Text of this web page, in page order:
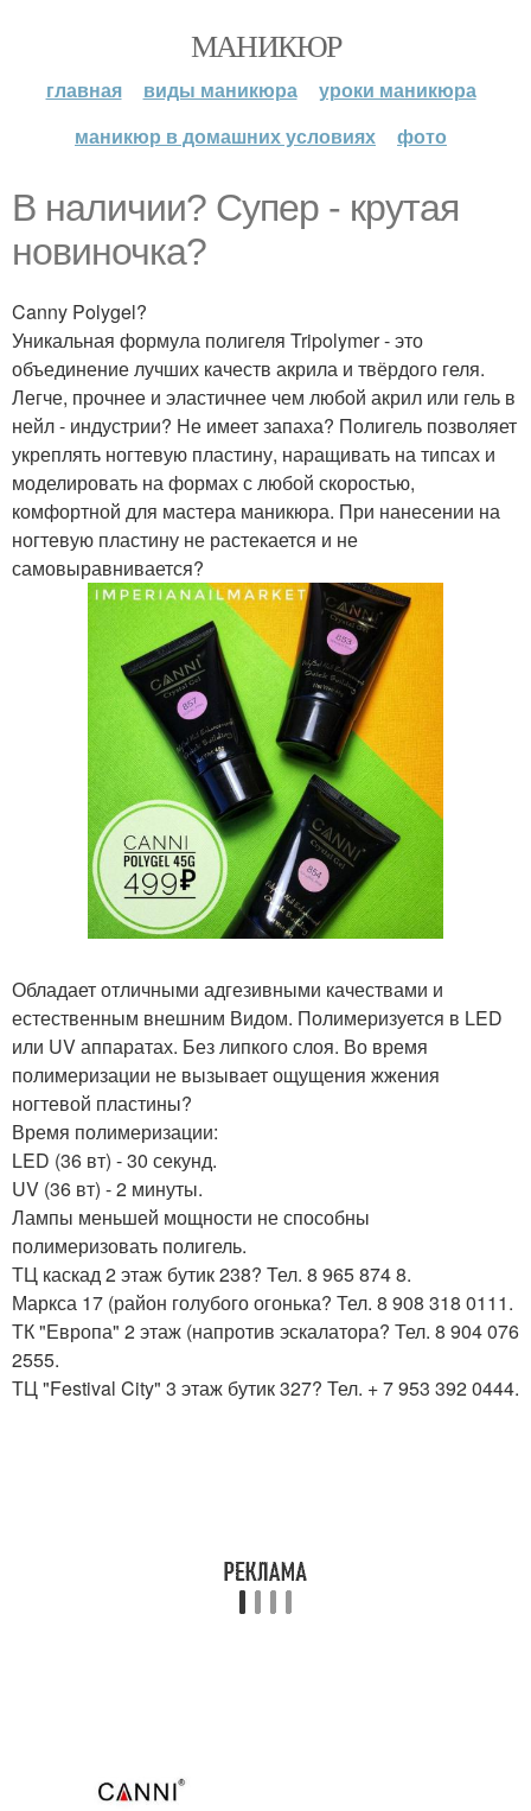
МАНИКЮР
главная виды маникюра
уроки маникюра
маникюр в домашних условиях
фото
В наличии? Супер - крутая
новиночка?
Canny Polygel?
Уникальная формула полигеля Tripolymer - это
объединение лучших качеств акрила и твёрдого геля.
Легче, прочнее и эластичнее чем любой акрил или гель в
нейл - индустрии? Не имеет запаха? Полигель позволяет
укреплять ногтевую пластину, наращивать на типсах и
моделировать на формах с любой скоростью,
комфортной для мастера маникюра. При нанесении на
ногтевую пластину не растекается и не
самовыравнивается?
Обладает отличными адгезивными качествами и
естественным внешним Видом. Полимеризуется в LED
или UV аппаратах. Без липкого слоя. Во время
полимеризации не вызывает ощущения жжения
ногтевой пластины?
Время полимеризации:
LED (36 вт) - 30 секунд.
UV (36 вт) - 2 минуты.
Лампы меньшей мощности не способны
полимеризовать полигель.
ТЦ каскад 2 этаж бутик 238? Тел. 8 965 874 8.
Маркса 17 (район голубого огонька? Тел. 8 908 318 0111.
ТК "Европа" 2 этаж (напротив эскалатора? Тел. 8 904 076
2555.
ТЦ "Festival City" 3 этаж бутик 327? Тел. + 7 953 392 0444.